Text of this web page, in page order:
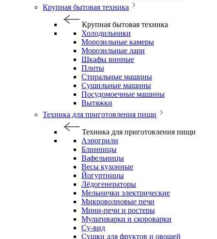
Крупная бытовая техника
Крупная бытовая техника
Холодильники
Морозильные камеры
Морозильные лари
Шкафы винные
Плиты
Стиральные машины
Сушильные машины
Посудомоечные машины
Вытяжки
Техника для приготовления пищи
Техника для приготовления пищи
Аэрогрили
Блинницы
Вафельницы
Весы кухонные
Йогуртницы
Лёдогенераторы
Мельнички электрические
Микроволновые печи
Мини-печи и ростеры
Мультиварки и скороварки
Су-вид
Сушки для фруктов и овощей